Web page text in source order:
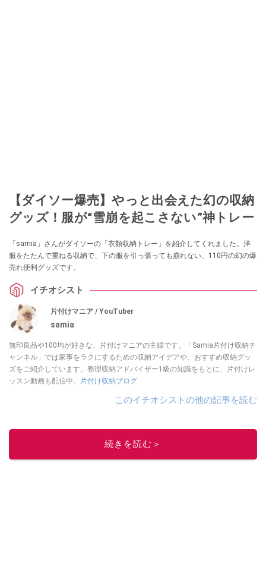
【ダイソー爆売】やっと出会えた幻の収納
グッズ！服が“雪崩を起こさない”神トレー
「samia」さんがダイソーの「衣類収納トレー」を紹介してくれました。洋
服をたたんで重ねる収納で、下の服を引っ張っても崩れない、110円の幻の爆
売れ便利グッズです。
イチオシスト
片付けマニア / YouTuber
samia
無印良品や100均が好きな、片付けマニアの主婦です。「Samia片付け収納チ
ャンネル」では家事をラクにするための収納アイデアや、おすすめ収納グッ
ズをご紹介しています。整理収納アドバイザー1級の知識をもとに、片付けレ
ッスン動画も配信中。
片付け収納ブログ
このイチオシストの他の記事を読む
続きを読む＞